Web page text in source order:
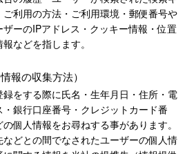
利用の方法・ご利用環境・郵便番号や
ーのIPアドレス・クッキー情報・位置
などを指します。
報の収集方法）
をする際に氏名・生年月日・住所・電
銀行口座番号・クレジットカード番
個人情報をお尋ねする事があります。
どとの間でなされたユーザーの個人情